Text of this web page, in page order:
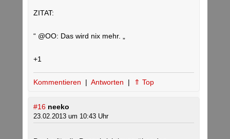
ZITAT:
“ @OO: Das wird nix mehr. „
+1
Kommentieren | Antworten | ⇑ Top
#16 neeko
23.02.2013 um 10:43 Uhr